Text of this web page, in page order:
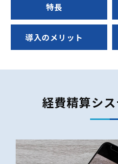
特長
導入のメリット
経費精算シ